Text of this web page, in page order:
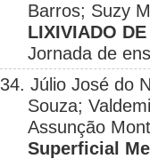
Barros; Suzy
LIXIVIADO
Jornada de
34. Júlio José do
Souza;
Assunção
Superficial